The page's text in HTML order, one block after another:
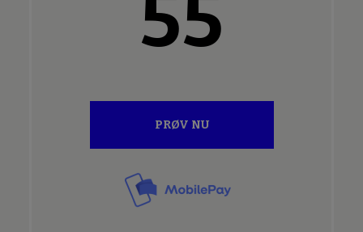
55
PRØV NU